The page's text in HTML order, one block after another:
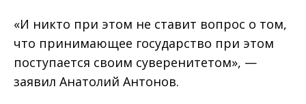
«И никто при этом не ставит вопрос о том,
что принимающее государство при этом
поступается своим суверенитетом», —
заявил Анатолий Антонов.